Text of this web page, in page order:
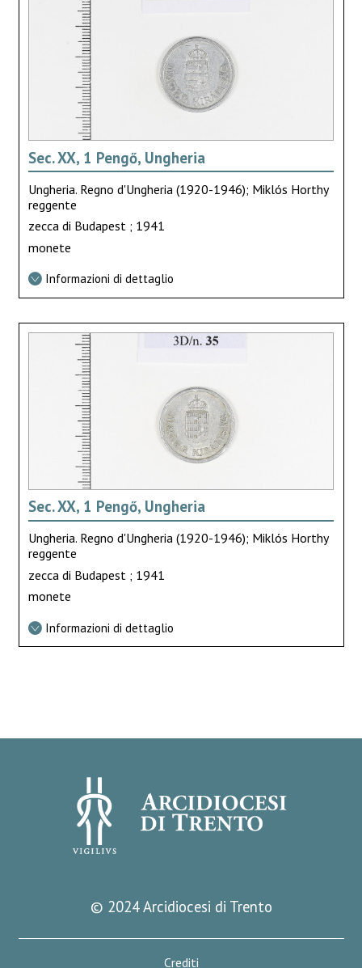
Sec. XX, 1 Pengő, Ungheria
Ungheria. Regno d'Ungheria (1920-1946); Miklós Horthy
reggente
zecca di Budapest ; 1941
monete
Informazioni di dettaglio
Sec. XX, 1 Pengő, Ungheria
Ungheria. Regno d'Ungheria (1920-1946); Miklós Horthy
reggente
zecca di Budapest ; 1941
monete
Informazioni di dettaglio
© 2024 Arcidiocesi di Trento
Crediti